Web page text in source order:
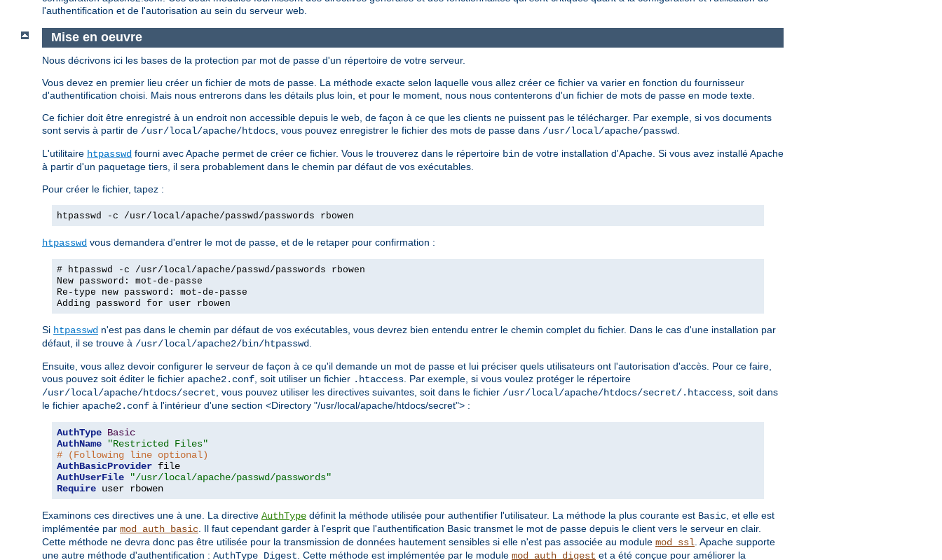
l'authentification et de l'autorisation au sein du serveur web.
Mise en oeuvre
Nous décrivons ici les bases de la protection par mot de passe d'un répertoire de votre serveur.
Vous devez en premier lieu créer un fichier de mots de passe. La méthode exacte selon laquelle vous allez créer ce fichier va varier en fonction du fournisseur
d'authentification choisi. Mais nous entrerons dans les détails plus loin, et pour le moment, nous nous contenterons d'un fichier de mots de passe en mode texte.
Ce fichier doit être enregistré à un endroit non accessible depuis le web, de façon à ce que les clients ne puissent pas le télécharger. Par exemple, si vos documents
sont servis à partir de /usr/local/apache/htdocs , vous pouvez enregistrer le fichier des mots de passe dans /usr/local/apache/passwd
L'utilitaire htpasswd fourni avec Apache permet de créer ce fichier. Vous le trouverez dans le répertoire bin de votre installation d'Apache. Si vous avez installé Apache
à partir d'un paquetage tiers, il sera probablement dans le chemin par défaut de vos exécutables.
Pour créer le fichier, tapez :
htpasswd -c /usr/local/apache/passwd/passwords rbowen
htpasswd vous demandera d'entrer le mot de passe, et de le retaper pour confirmation :
# htpasswd -c /usr/local/apache/passwd/passwords rbowen
New password: mot-de-passe
Re-type new password: mot-de-passe
Adding password for user rbowen
Si htpasswd n'est pas dans le chemin par défaut de vos exécutables, vous devrez bien entendu entrer le chemin complet du fichier. Dans le cas d'une installation par
défaut, il se trouve à /usr/local/apache2/bin/htpasswd
Ensuite, vous allez devoir configurer le serveur de façon à ce qu'il demande un mot de passe et lui préciser quels utilisateurs ont l'autorisation d'accès. Pour ce faire,
vous pouvez soit éditer le fichier apache2.conf , soit utiliser un fichier .htaccess . Par exemple, si vous voulez protéger le répertoire
/usr/local/apache/htdocs/secret , vous pouvez utiliser les directives suivantes, soit dans le fichier /usr/local/apache/htdocs/secret/.htaccess , soit dans
le fichier apache2.conf à l'intérieur d'une section <Directory "/usr/local/apache/htdocs/secret"> :
AuthType Basic
AuthName
"Restricted Files"
# (Following line optional)
AuthBasicProvider
AuthUserFile
"/usr/local/apache/passwd/passwords"
Require user rbowen
Examinons ces directives une à une. La directive AuthType définit la méthode utilisée pour authentifier l'utilisateur. La méthode la plus courante est Basic , et elle est
implémentée par mod_auth_basic . Il faut cependant garder à l'esprit que l'authentification Basic transmet le mot de passe depuis le client vers le serveur en clair.
Cette méthode ne devra donc pas être utilisée pour la transmission de données hautement sensibles si elle n'est pas associée au module mod_ssl . Apache supporte
une autre méthode d'authentification : AuthType Digest . Cette méthode est implémentée par le module mod_auth_digest et a été conçue pour améliorer la